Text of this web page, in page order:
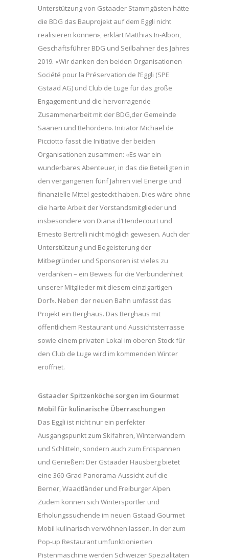
Unterstützung von Gstaader Stammgästen hätte
die BDG das Bauprojekt auf dem Eggli nicht
realisieren können», erklärt Matthias In-Albon,
Geschäftsführer BDG und Seilbahner des Jahres
2019. «Wir danken den beiden Organisationen
Société pour la Préservation de l’Eggli (SPE
Gstaad AG) und Club de Luge für das große
Engagement und die hervorragende
Zusammenarbeit mit der BDG,der Gemeinde
Saanen und Behörden». Initiator Michael de
Picciotto fasst die Initiative der beiden
Organisationen zusammen: «Es war ein
wunderbares Abenteuer, in das die Beteiligten in
den vergangenen fünf Jahren viel Energie und
finanzielle Mittel gesteckt haben. Dies wäre ohne
die harte Arbeit der Vorstandsmitglieder und
insbesondere von Diana d’Hendecourt und
Ernesto Bertrelli nicht möglich gewesen. Auch der
Unterstützung und Begeisterung der
Mitbegründer und Sponsoren ist vieles zu
verdanken – ein Beweis für die Verbundenheit
unserer Mitglieder mit diesem einzigartigen
Dorf». Neben der neuen Bahn umfasst das
Projekt ein Berghaus. Das Berghaus mit
öffentlichem Restaurant und Aussichtsterrasse
sowie einem privaten Lokal im oberen Stock für
den Club de Luge wird im kommenden Winter
eröffnet.
Gstaader Spitzenköche sorgen im Gourmet
Mobil für kulinarische Überraschungen
Das Eggli ist nicht nur ein perfekter
Ausgangspunkt zum Skifahren, Winterwandern
und Schlitteln, sondern auch zum Entspannen
und Genießen: Der Gstaader Hausberg bietet
eine 360-Grad Panorama-Aussicht auf die
Berner, Waadtländer und Freiburger Alpen.
Zudem können sich Wintersportler und
Erholungssuchende im neuen Gstaad Gourmet
Mobil kulinarisch verwöhnen lassen. In der zum
Pop-up Restaurant umfunktionierten
Pistenmaschine werden Schweizer Spezialitäten